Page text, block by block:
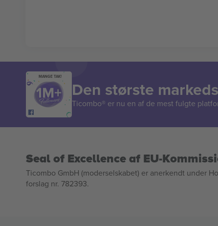
MANGE TAK!
Den største
Ticombo® er nu en af de mest fulgte
Seal of Excellence af EU-
Ticombo GmbH (moderselskabet) er anerkendt under
forslag nr. 782393.